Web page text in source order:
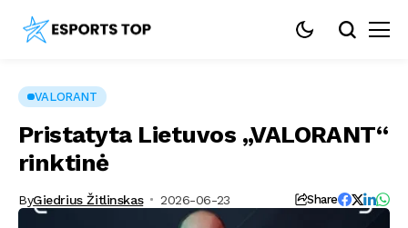
VALORANT
Pristatyta Lietuvos „VALORANT“
rinktinė
ByGiedrius Žitlinskas 2026-06-23 Share